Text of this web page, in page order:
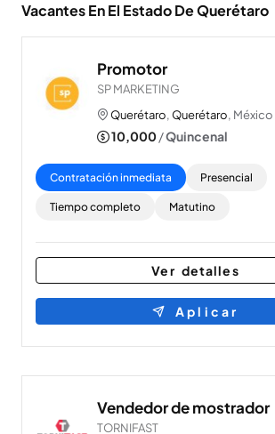
Vacantes En El Estado De Querétaro
Promotor
SP MARKETING
Querétaro, Querétaro, México
10,000/Quincenal
Contratación inmediata Presencial
Tiempo completo Matutino
Ver detalles
Aplicar
Vendedor de mostrador
TORNIFAST